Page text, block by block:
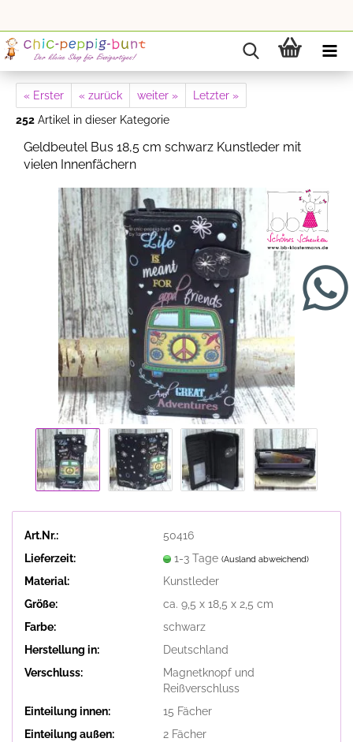
« Erster « zurück weiter »
Letzter »
252 Artikel in dieser Kategorie
Geldbeutel Bus 18,5 cm schwarz Kunstleder mit
vielen Innenfächern
Art.Nr.:
50416
Lieferzeit:
1-3 Tage (Ausland abweichend)
Material:
Kunstleder
Größe:
ca. 9,5 x 18,5 x 2,5 cm
Farbe:
schwarz
Herstellung in:
Deutschland
Verschluss:
Magnetknopf und
Reißverschluss
Einteilung innen:
15 Fächer
Einteilung außen:
2 Fächer